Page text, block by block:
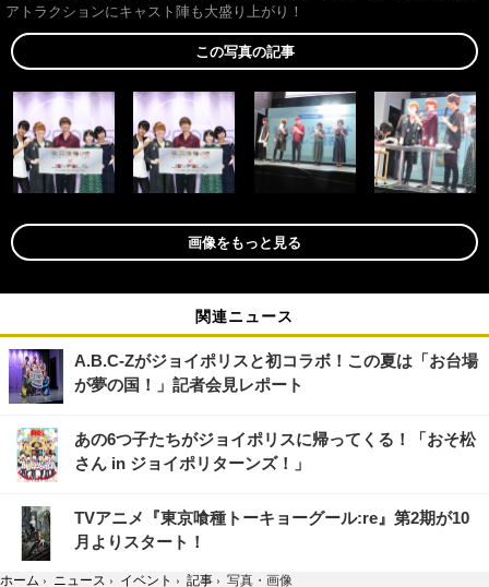
アトラクションにキャスト陣も大盛り上がり！
この写真の記事
画像をもっと見る
関連ニュース
A.B.C-Zがジョイポリスと初コラボ！この夏は「お台場
が夢の国！」記者会見レポート
あの6つ子たちがジョイポリスに帰ってくる！「おそ松
さん in ジョイポリターンズ！」
TVアニメ『東京喰種トーキョーグール:re』第2期が10
月よりスタート！
ホーム › ニュース › イベント › 記事 › 写真・画像